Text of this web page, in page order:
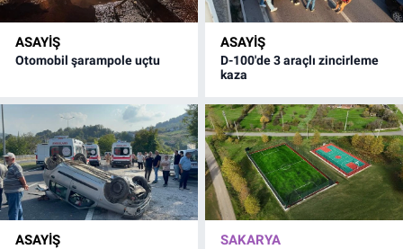
ASAYİŞ
Otomobil şarampole uçtu
ASAYİŞ
D-100'de 3 araçlı zincirleme
kaza
ASAYİŞ SAKARYA